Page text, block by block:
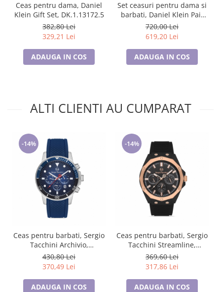
Ceas pentru dama, Daniel
Klein Gift Set, DK.1.13172.5
382,80 Lei
329,21 Lei
ADAUGA IN COS
Set ceasuri pentru dama si
barbati, Daniel Klein Pair
DK.1.13908.4
720,00 Lei
619,20 Lei
ADAUGA IN COS
ALTI CLIENTI AU CUMPARAT
-14%
Ceas pentru barbati, Sergio
Tacchini Archivio,
ST.1.10192.2
430,80 Lei
370,49 Lei
ADAUGA IN COS
-14%
Ceas pentru barbati, Sergio
Tacchini Streamline,
ST.1.10196.2
369,60 Lei
317,86 Lei
ADAUGA IN COS